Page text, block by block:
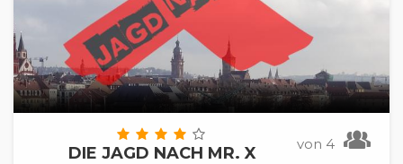
von 4
DIE JAGD NACH MR. X